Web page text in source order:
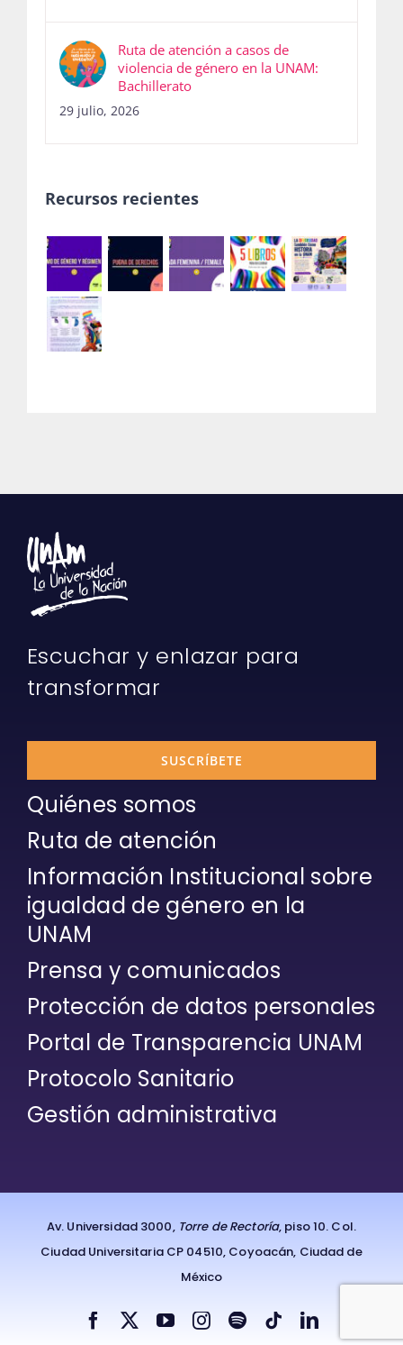
Ruta de atención a casos de
violencia de género en la UNAM:
Bachillerato
29 julio, 2026
Recursos recientes
Escuchar y enlazar para
transformar
SUSCRÍBETE
Quiénes somos
Ruta de atención
Información Institucional sobre
igualdad de género en la
UNAM
Prensa y comunicados
Protección de datos personales
Portal de Transparencia UNAM
Protocolo Sanitario
Gestión administrativa
Av. Universidad 3000, Torre de Rectoría, piso 10. Col.
Ciudad Universitaria CP 04510, Coyoacán, Ciudad de
México